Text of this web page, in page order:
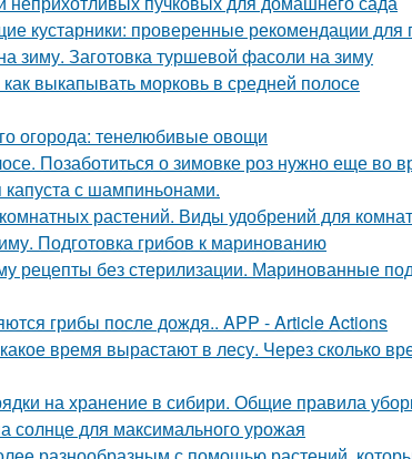
кустарники: проверенные рекомендации для
зиму. Заготовка туршевой фасоли на зиму
выкапывать морковь в средней полосе
огорода: тенелюбивые овощи
Позаботиться о зимовке роз нужно еще во
с шампиньонами.
растений. Виды удобрений для
Подготовка грибов к маринованию
рецепты без стерилизации. Маринованные
грибы после дождя.. APP - Article Actions
время вырастают в лесу. Через сколько
на хранение в сибири. Общие правила
солнце для максимального урожая